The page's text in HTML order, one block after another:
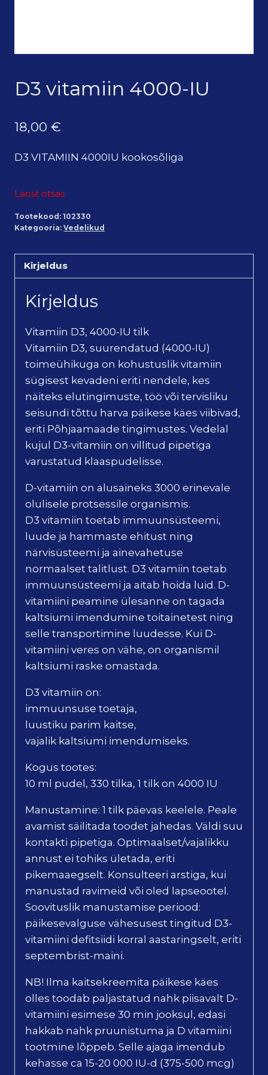
D3 vitamiin 4000-IU
18,00 €
D3 VITAMIIN 4000IU kookosõliga
Laost otsas
Tootekood: 102330
Kategooria: Vedelikud
Kirjeldus
Kirjeldus
Vitamiin D3, 4000-IU tilk
Vitamiin D3, suurendatud (4000-IU)
toimeühikuga on kohustuslik vitamiin
sügisest kevadeni eriti nendele, kes
näiteks elutingimuste, töö või tervisliku
seisundi tõttu harva päikese käes viibivad,
eriti Põhjaamaade tingimustes. Vedelal
kujul D3-vitamiin on villitud pipetiga
varustatud klaaspudelisse.
D-vitamiin on alusaineks 3000 erinevale
olulisele protsessile organismis.
D3 vitamiin toetab immuunsüsteemi,
luude ja hammaste ehitust ning
närvisüsteemi ja ainevahetuse
normaalset talitlust. D3 vitamiin toetab
immuunsüsteemi ja aitab hoida luid. D-
vitamiini peamine ülesanne on tagada
kaltsiumi imendumine toitainetest ning
selle transportimine luudesse. Kui D-
vitamiini veres on vähe, on organismil
kaltsiumi raske omastada.
D3 vitamiin on:
immuunsuse toetaja,
luustiku parim kaitse,
vajalik kaltsiumi imendumiseks.
Kogus tootes:
10 ml pudel, 330 tilka, 1 tilk on 4000 IU
Manustamine: 1 tilk päevas keelele. Peale
avamist säilitada toodet jahedas. Väldi suu
kontakti pipetiga. Optimaalset/vajalikku
annust ei tohiks ületada, eriti
pikemaaegselt. Konsulteeri arstiga, kui
manustad ravimeid või oled lapseootel.
Soovituslik manustamise periood:
päikesevalguse vähesusest tingitud D3-
vitamiini defitsiidi korral aastaringselt, eriti
septembrist-maini.
NB! Ilma kaitsekreemita päikese käes
olles toodab paljastatud nahk piisavalt D-
vitamiini esimese 30 min jooksul, edasi
hakkab nahk pruunistuma ja D vitamiini
tootmine lõppeb. Selle ajaga imendub
kehasse ca 15-20 000 IU-d (375-500 mcg)